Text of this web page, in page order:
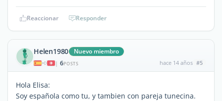
Reaccionar Responder
Helen1980 Nuevo miembro
| 6POSTS hace 14 años #5
Hola Elisa:
Soy española como tu, y tambien con pareja tunecina.